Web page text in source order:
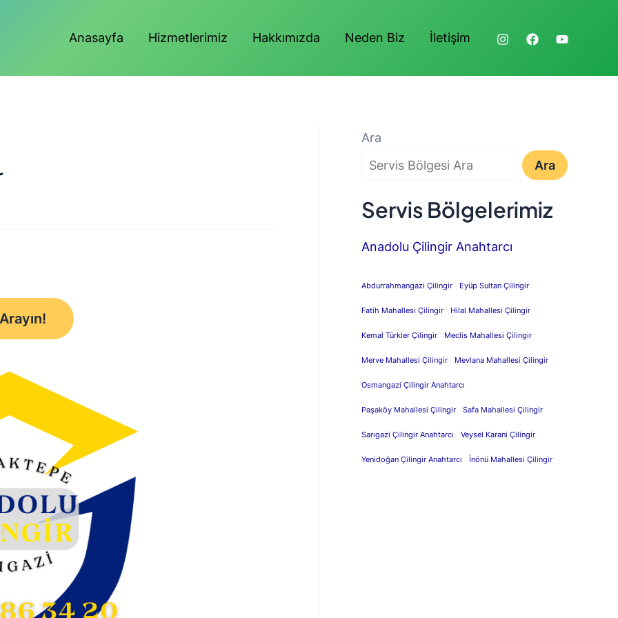
Anasayfa Hizmetlerimiz Hakkımızda Neden Biz İletişim
Ara
Ara
Servis Bölgelerimiz
Anadolu Çilingir Anahtarcı
Abdurrahmangazi Çilingir Eyüp Sultan Çilingir
Fatih Mahallesi Çilingir Hilal Mahallesi Çilingir
Kemal Türkler Çilingir Meclis Mahallesi Çilingir
Merve Mahallesi Çilingir Mevlana Mahallesi Çilingir
Osmangazi Çilingir Anahtarcı
Paşaköy Mahallesi Çilingir Safa Mahallesi Çilingir
Sarıgazi Çilingir Anahtarcı Veysel Karani Çilingir
Yenidoğan Çilingir Anahtarcı İnönü Mahallesi Çilingir